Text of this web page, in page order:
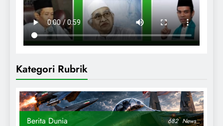
Kategori Rubrik
Berita Dunia 682 News